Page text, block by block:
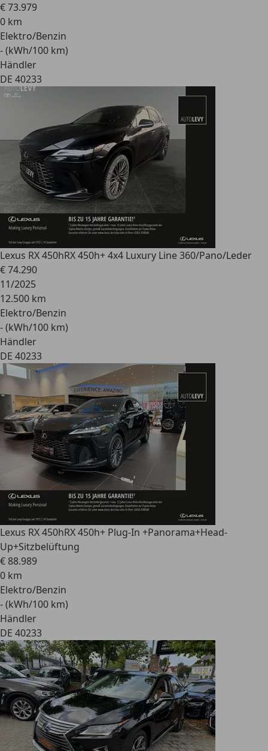
€ 73.979
0 km
Elektro/Benzin
- (kWh/100 km)
Händler
DE 40233
Lexus RX 450hRX 450h+ 4x4 Luxury Line 360/Pano/Leder
€ 74.290
11/2025
12.500 km
Elektro/Benzin
- (kWh/100 km)
Händler
DE 40233
Lexus RX 450hRX 450h+ Plug-In +Panorama+Head-
Up+Sitzbelüftung
€ 88.989
0 km
Elektro/Benzin
- (kWh/100 km)
Händler
DE 40233